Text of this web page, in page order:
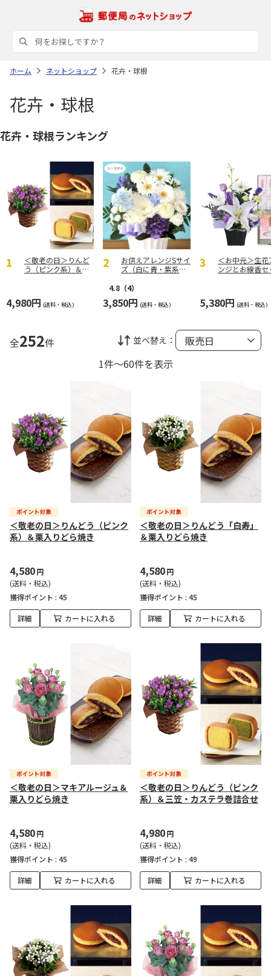
ホーム ネットショップ 花卉・球根
花卉・球根
花卉・球根ランキング
＜敬老の日＞りんど
う（ピンク系）＆三
4,980円 (送料・税込)
お供えアレンジSサイ
ズ（白に青・紫系を
4.8 （4）
3,850円 (送料・税込)
＜お中元＞生花
ンジとお線香セ
5,380円 (送料・税込)
全252件 並べ替え：
1件～60件を表示
＜敬老の日＞りんどう（ピンク
系）＆栗入りどら焼き
4,580円
(送料・税込)
獲得ポイント : 45
詳細 カートに入れる
＜敬老の日＞りんどう「白寿」
＆栗入りどら焼き
4,580円
(送料・税込)
獲得ポイント : 45
詳細 カートに入れる
＜敬老の日＞マキアルージュ＆
栗入りどら焼き
4,580円
(送料・税込)
獲得ポイント : 45
詳細 カートに入れる
＜敬老の日＞りんどう（ピンク
系）＆三笠・カステラ巻詰合せ
4,980円
(送料・税込)
獲得ポイント : 49
詳細 カートに入れる